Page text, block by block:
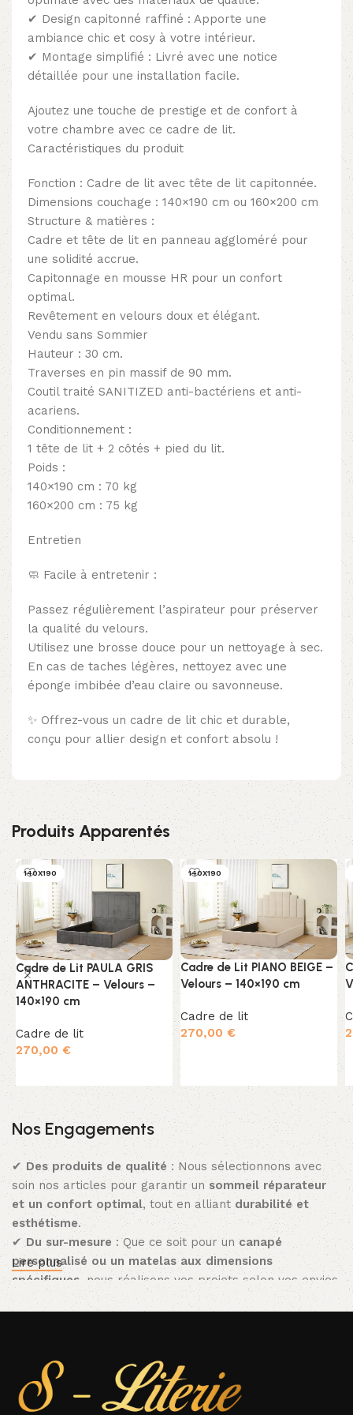
✔ Design capitonné raffiné : Apporte une
ambiance chic et cosy à votre intérieur.
✔ Montage simplifié : Livré avec une notice
détaillée pour une installation facile.
Ajoutez une touche de prestige et de confort à
votre chambre avec ce cadre de lit.
Caractéristiques du produit
Fonction : Cadre de lit avec tête de lit capitonnée.
Dimensions couchage : 140×190 cm ou 160×200 cm
Structure & matières :
Cadre et tête de lit en panneau aggloméré pour
une solidité accrue.
Capitonnage en mousse HR pour un confort
optimal.
Revêtement en velours doux et élégant.
Vendu sans Sommier
Hauteur : 30 cm.
Traverses en pin massif de 90 mm.
Coutil traité SANITIZED anti-bactériens et anti-
acariens.
Conditionnement :
1 tête de lit + 2 côtés + pied du lit.
Poids :
140×190 cm : 70 kg
160×200 cm : 75 kg
Entretien
🧼 Facile à entretenir :
Passez régulièrement l’aspirateur pour préserver
la qualité du velours.
Utilisez une brosse douce pour un nettoyage à sec.
En cas de taches légères, nettoyez avec une
éponge imbibée d’eau claire ou savonneuse.
✨ Offrez-vous un cadre de lit chic et durable,
conçu pour allier design et confort absolu !
Produits Apparentés
140X190
Cadre de Lit PAULA GRIS
ANTHRACITE – Velours –
140×190 cm
Cadre de lit
270,00 €
140X190
Cadre de Lit PIANO BEIGE –
Velours – 140×190 cm
Cadre de lit
270,00 €
Nos Engagements
✔ Des produits de qualité: Nous sélectionnons avec
soin nos articles pour garantir un sommeil réparateur
et un confort optimal, tout en alliant durabilité et
esthétisme.
✔Du sur-mesure : Que ce soit pour un canapé
personnalisé ou un matelas aux dimensions
spécifiques , nous réalisons vos projets selon vos envies.
✔ Livraison et installation partout en France: Pour
Un excellent rapport qualité/prix: Nous veillons à
proposer des articles de literie haut de gamme à des
Lire plus